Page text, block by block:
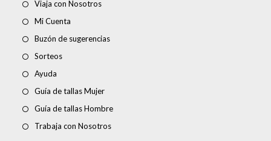
Viaja con Nosotros
Mi Cuenta
Buzón de sugerencias
Sorteos
Ayuda
Guía de tallas Mujer
Guía de tallas Hombre
Trabaja con Nosotros